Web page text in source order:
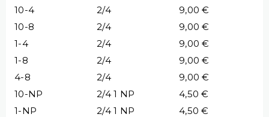
10-4
2/4
9,00 €
10-8
2/4
9,00 €
1-4
2/4
9,00 €
1-8
2/4
9,00 €
4-8
2/4
9,00 €
10-NP
2/4 1 NP
4,50 €
1-NP
2/4 1 NP
4,50 €